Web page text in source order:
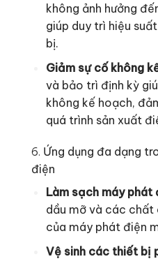
không ảnh hưởng
giúp duy trì hiệu
bị.
Giảm sự cố không
và bảo trì định kỳ
không kế hoạch,
quá trình sản xuất
6. Ứng dụng đa dạng
điện
Làm sạch máy phát
dầu mỡ và các chất
của máy phát điện
Vệ sinh các thiết bị